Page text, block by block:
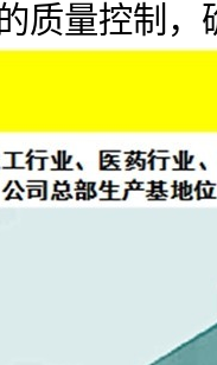
质量控制